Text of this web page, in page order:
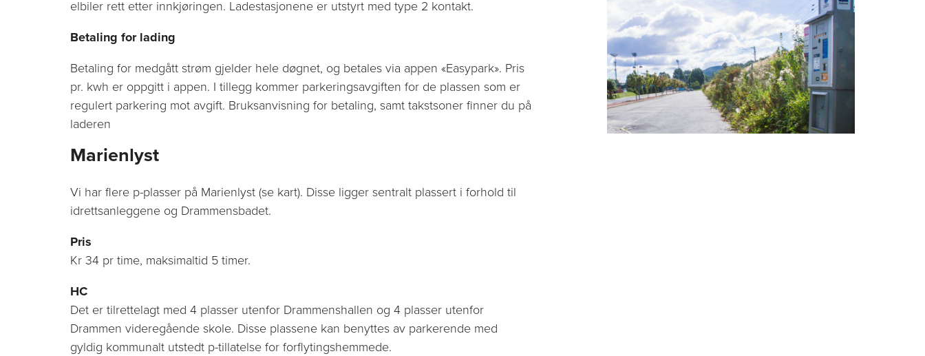
elbiler rett etter innkjøringen. Ladestasjonene er utstyrt med type 2 kontakt.
Betaling for lading
Betaling for medgått strøm gjelder hele døgnet, og betales via appen «Easypark». Pris
pr. kwh er oppgitt i appen. I tillegg kommer parkeringsavgiften for de plassen som er
regulert parkering mot avgift. Bruksanvisning for betaling, samt takstsoner finner du på
laderen
Marienlyst
Vi har flere p-plasser på Marienlyst (se kart). Disse ligger sentralt plassert i forhold til
idrettsanleggene og Drammensbadet.
Pris
Kr 34 pr time, maksimaltid 5 timer.
HC
Det er tilrettelagt med 4 plasser utenfor Drammenshallen og 4 plasser utenfor
Drammen videregående skole. Disse plassene kan benyttes av parkerende med
gyldig kommunalt utstedt p-tillatelse for forflytingshemmede.